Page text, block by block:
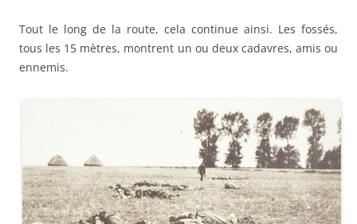
Tout le long de la route, cela continue ainsi. Les fossés,
tous les 15 mètres, montrent un ou deux cadavres, amis ou
ennemis.